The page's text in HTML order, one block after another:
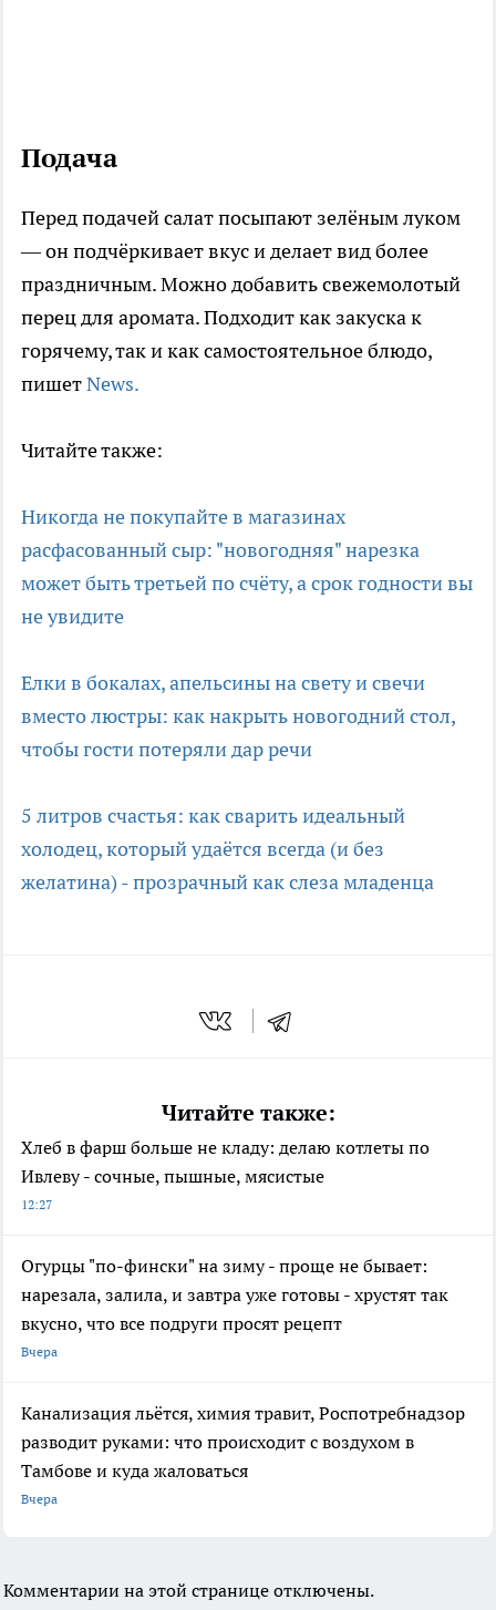
Подача
Перед подачей салат посыпают зелёным луком
— он подчёркивает вкус и делает вид более
праздничным. Можно добавить свежемолотый
перец для аромата. Подходит как закуска к
горячему, так и как самостоятельное блюдо,
пишетNews.
Читайте также:
Никогда не покупайте в магазинах
расфасованный сыр: "новогодняя" нарезка
может быть третьей по счёту, а срок годности вы
не увидите
Елки в бокалах, апельсины на свету и свечи
вместо люстры: как накрыть новогодний стол,
чтобы гости потеряли дар речи
5 литров счастья: как сварить идеальный
холодец, который удаётся всегда (и без
желатина) - прозрачный как слеза младенца
Читайте также:
Хлеб в фарш больше не кладу: делаю котлеты по
Ивлеву - сочные, пышные, мясистые
12:27
Огурцы "по-фински" на зиму - проще не бывает:
нарезала, залила, и завтра уже готовы - хрустят так
вкусно, что все подруги просят рецепт
Вчера
Канализация льётся, химия травит, Роспотребнадзор
разводит руками: что происходит с воздухом в
Тамбове и куда жаловаться
Вчера
Комментарии на этой странице отключены.